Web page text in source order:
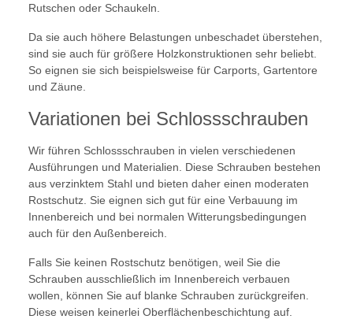
Rutschen oder Schaukeln.
Da sie auch höhere Belastungen unbeschadet überstehen,
sind sie auch für größere Holzkonstruktionen sehr beliebt.
So eignen sie sich beispielsweise für Carports, Gartentore
und Zäune.
Variationen bei Schlossschrauben
Wir führen Schlossschrauben in vielen verschiedenen
Ausführungen und Materialien. Diese Schrauben bestehen
aus verzinktem Stahl und bieten daher einen moderaten
Rostschutz. Sie eignen sich gut für eine Verbauung im
Innenbereich und bei normalen Witterungsbedingungen
auch für den Außenbereich.
Falls Sie keinen Rostschutz benötigen, weil Sie die
Schrauben ausschließlich im Innenbereich verbauen
wollen, können Sie auf blanke Schrauben zurückgreifen.
Diese weisen keinerlei Oberflächenbeschichtung auf.